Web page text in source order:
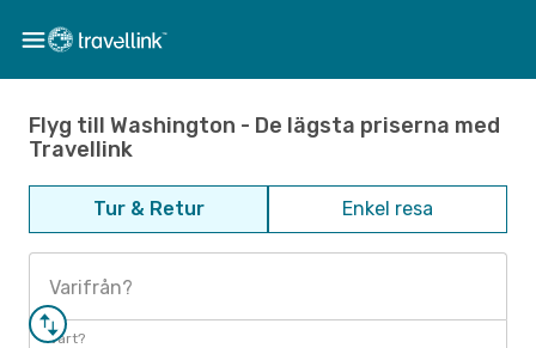
Flyg till Washington - De lägsta priserna med
Travellink
Tur & Retur Enkel resa
Varifrån?
Vart?